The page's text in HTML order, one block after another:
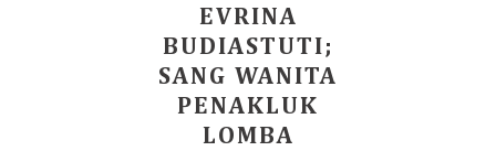
EVRINA
BUDIASTUTI;
SANG WANITA
PENAKLUK
LOMBA